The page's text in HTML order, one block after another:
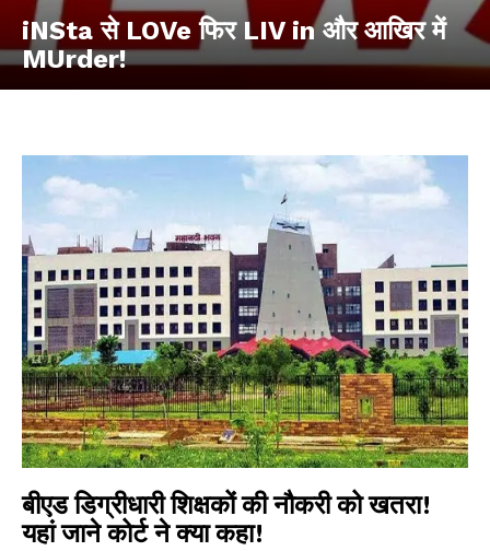
iNSta से LOVe फिर LIV in और आखिर में
MUrder!
बीएड डिग्रीधारी शिक्षकों की नौकरी को खतरा!
यहां जाने कोर्ट ने क्या कहा!